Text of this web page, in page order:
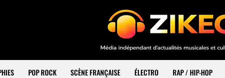
POP ROCK SCÈNE FRANÇAISE ÉLECTRO RAP / HIP-HOP